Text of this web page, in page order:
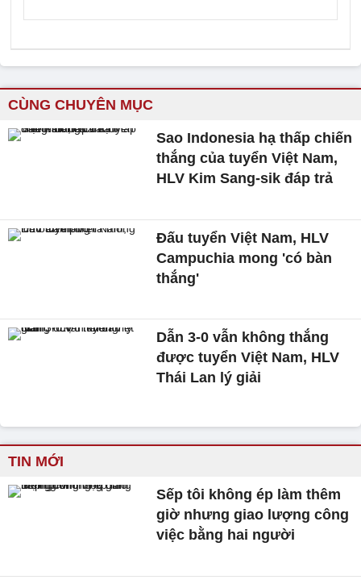
CÙNG CHUYÊN MỤC
Sao Indonesia hạ thấp chiến
thắng của tuyển Việt Nam,
HLV Kim Sang-sik đáp trả
Đấu tuyển Việt Nam, HLV
Campuchia mong 'có bàn
thắng'
Dẫn 3-0 vẫn không thắng
được tuyển Việt Nam, HLV
Thái Lan lý giải
TIN MỚI
Sếp tôi không ép làm thêm
giờ nhưng giao lượng công
việc bằng hai người